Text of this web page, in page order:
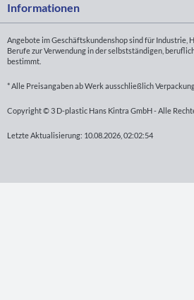
Informationen
Angebote im Geschäftskundenshop sind für Industrie,
Berufe zur Verwendung in der selbstständigen,
bestimmt.
* Alle Preisangaben ab Werk ausschließlich
Copyright © 3 D-plastic Hans Kintra GmbH - Alle
Letzte Aktualisierung: 10.08.2026, 02:02:54